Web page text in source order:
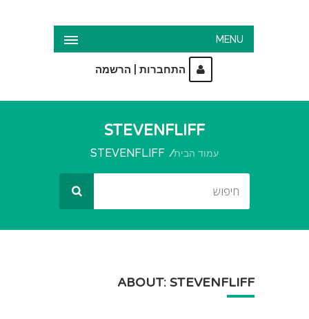
MENU
התחברות הרשמה
STEVENFLIFF
עמוד הבית STEVENFLIFF
ABOUT: STEVENFLIFF